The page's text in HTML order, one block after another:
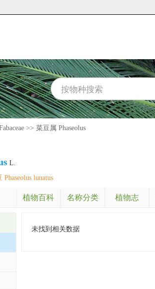
>> 菜豆属 Phaseolus
L.
Phaseolus lunatus
植物百科 名称分类 植物志
未找到相关数据